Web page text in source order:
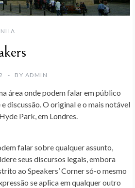
BY ADMIN
área onde podem falar em público
discussão. O original e o mais notável
Hyde Park, em Londres.
falar sobre qualquer assunto,
seus discursos legais, embora
ao Speakers’ Corner só-o mesmo
se aplica em qualquer outro